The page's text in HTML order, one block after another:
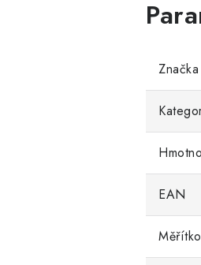
Značka
EAN
Měřítko